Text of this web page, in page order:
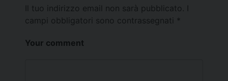
Il tuo indirizzo email non sarà pubblicato.
campi obbligatori sono contrassegnati *
Your comment